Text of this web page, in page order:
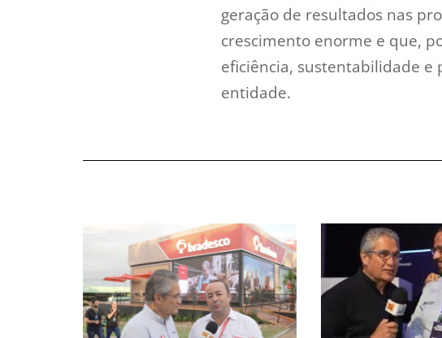
geração de resultados nas
crescimento enorme e que,
eficiência, sustentabilidade e
entidade.